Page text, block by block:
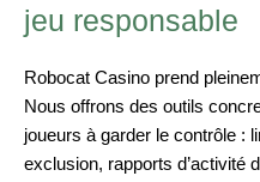
jeu responsable
Robocat Casino prend
Nous offrons des outils
joueurs à garder le contrôle :
exclusion, rapports d’activité